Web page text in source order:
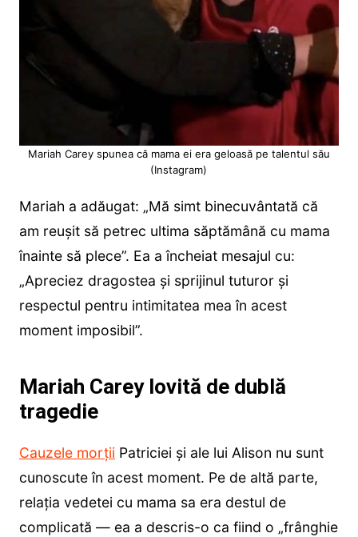
Mariah Carey spunea că mama ei era geloasă pe talentul său
(Instagram)
Mariah a adăugat: „Mă simt binecuvântată că
am reușit să petrec ultima săptămână cu mama
înainte să plece”. Ea a încheiat mesajul cu:
„Apreciez dragostea și sprijinul tuturor și
respectul pentru intimitatea mea în acest
moment imposibil”.
Mariah Carey lovită de dublă
tragedie
Cauzele morții Patriciei și ale lui Alison nu sunt
cunoscute în acest moment. Pe de altă parte,
relația vedetei cu mama sa era destul de
complicată — ea a descris-o ca fiind o „frânghie